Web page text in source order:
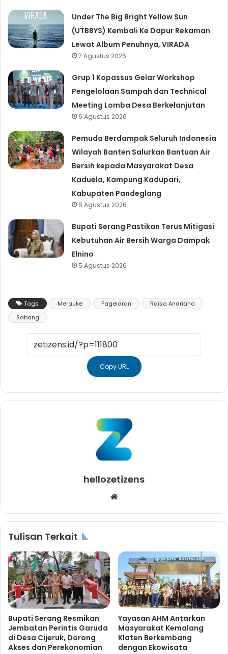
Under The Big Bright Yellow Sun
(UTBBYS) Kembali Ke Dapur Rekaman
Lewat Album Penuhnya, VIRADA
7 Agustus 2026
Grup 1 Kopassus Gelar Workshop
Pengelolaan Sampah dan Technical
Meeting Lomba Desa Berkelanjutan
6 Agustus 2026
Pemuda Berdampak Seluruh Indonesia
Wilayah Banten Salurkan Bantuan Air
Bersih kepada Masyarakat Desa
Kaduela, Kampung Kadupari,
Kabupaten Pandeglang
6 Agustus 2026
Bupati Serang Pastikan Terus Mitigasi
Kebutuhan Air Bersih Warga Dampak
Elnino
5 Agustus 2026
Tags Merauke Pagelaran
Raisa Andriana
Sabang
Copy URL
hellozetizens
Tulisan Terkait
Bupati Serang Resmikan
Jembatan Perintis Garuda
di Desa Cijeruk, Dorong
Akses dan Perekonomian
Yayasan AHM Antarkan
Masyarakat Kemalang
Klaten Berkembang
dengan Ekowisata